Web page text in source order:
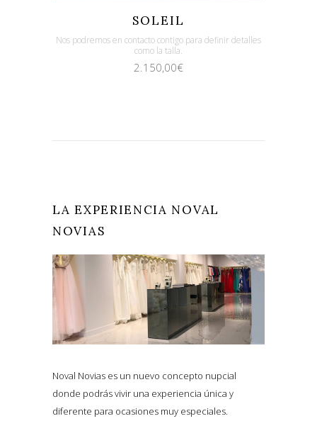
SOLEIL
Nos podremos en contacto contigo para definir detalles
como la talla.
2.150,00€
LA EXPERIENCIA NOVAL
NOVIAS
Noval Novias es un nuevo concepto nupcial
donde podrás vivir una experiencia única y
diferente para ocasiones muy especiales.